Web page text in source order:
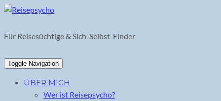
Skip
content
Für Reisesüchtige & Sich-Selbst-Finder
Toggle Navigation
ÜBER MICH
Wer ist Reisepsycho?